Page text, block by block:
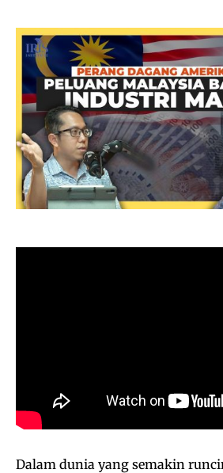
Dalam dunia yang semakin